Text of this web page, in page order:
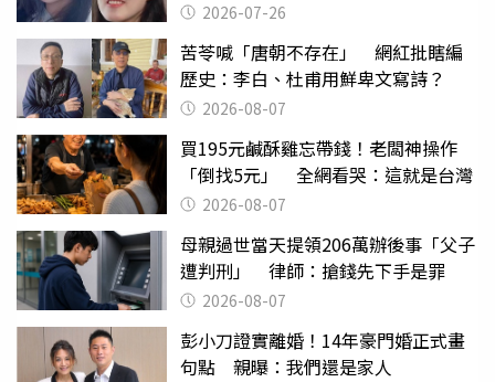
2026-07-26
苦苓喊「唐朝不存在」 網紅批瞎編
歷史：李白、杜甫用鮮卑文寫詩？
2026-08-07
買195元鹹酥雞忘帶錢！老闆神操作
「倒找5元」 全網看哭：這就是台灣
2026-08-07
母親過世當天提領206萬辦後事「父子
遭判刑」 律師：搶錢先下手是罪
2026-08-07
彭小刀證實離婚！14年豪門婚正式畫
句點 親曝：我們還是家人